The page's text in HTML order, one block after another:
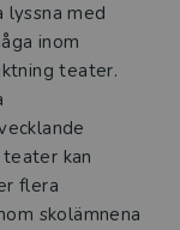
lyssna med
inom
teater.
kan
flera
skolämnena